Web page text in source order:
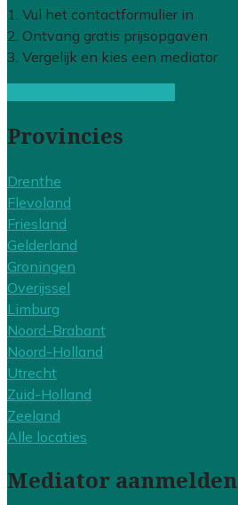
1. Vul het contactformulier in
2. Ontvang gratis prijsopgaven
3. Vergelijk en kies een mediator
Provincies
Drenthe
Flevoland
Friesland
Gelderland
Groningen
Overijssel
Limburg
Noord-Brabant
Noord-Holland
Utrecht
Zuid-Holland
Zeeland
Alle locaties
Mediator aanmelden